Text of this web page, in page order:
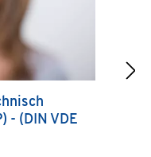
- (DIN VDE